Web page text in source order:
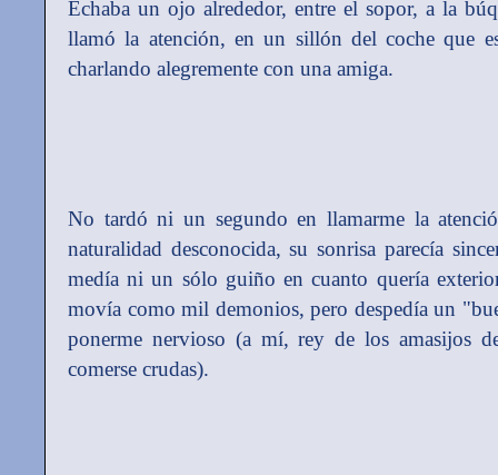
Echaba un ojo alrededor, entre el sopor, a la
llamó la atención, en un sillón del coche que
charlando alegremente con una amiga.
No tardó ni un segundo en llamarme la
naturalidad desconocida, su sonrisa parecía
medía ni un sólo guiño en cuanto quería
movía como mil demonios, pero despedía un
ponerme nervioso (a mí, rey de los amasijos
comerse crudas).